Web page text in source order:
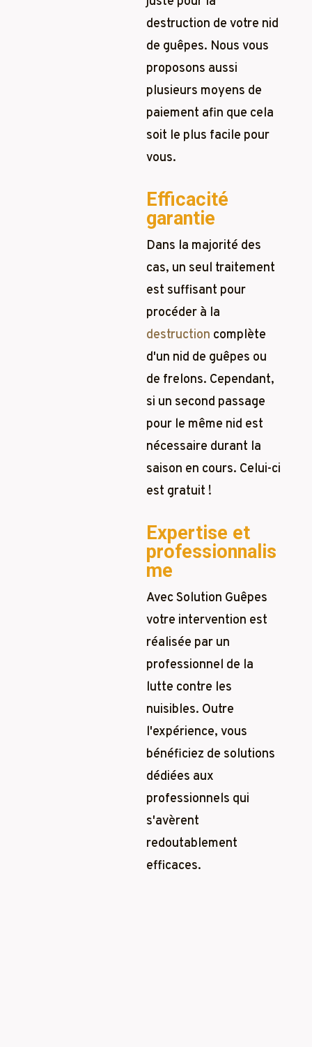
destruction de votre nid
de guêpes. Nous vous
proposons aussi
plusieurs moyens de
paiement afin que cela
soit le plus facile pour
vous.
Efficacité
garantie
Dans la majorité des
cas, un seul traitement
est suffisant pour
procéder à la
destruction complète
d'un nid de guêpes ou
de frelons. Cependant,
si un second passage
pour le même nid est
nécessaire durant la
saison en cours. Celui-ci
est gratuit !
Expertise et
professionnalis
me
Avec Solution Guêpes
votre intervention est
réalisée par un
professionnel de la
lutte contre les
nuisibles. Outre
l'expérience, vous
bénéficiez de solutions
dédiées aux
professionnels qui
s'avèrent
redoutablement
efficaces.